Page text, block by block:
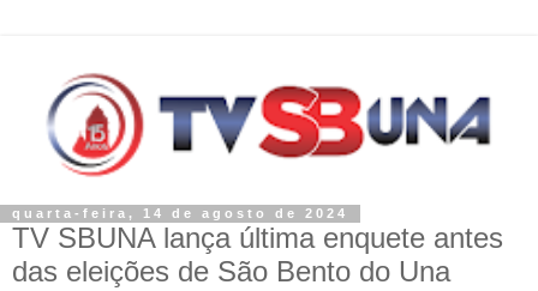
quarta-feira, 14 de agosto de 2024
TV SBUNA lança última enquete antes
das eleições de São Bento do Una